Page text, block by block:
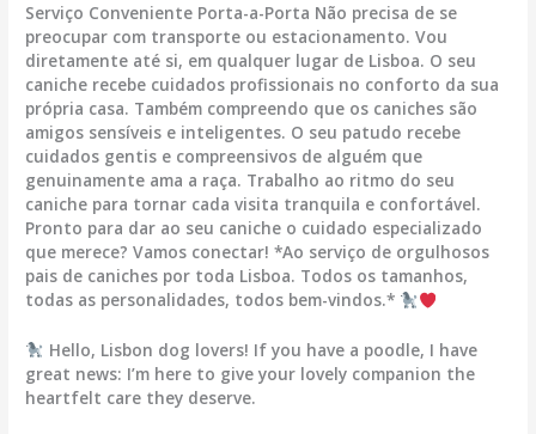
Serviço Conveniente Porta-a-Porta Não precisa de se
preocupar com transporte ou estacionamento. Vou
diretamente até si, em qualquer lugar de Lisboa. O seu
caniche recebe cuidados profissionais no conforto da sua
própria casa. Também compreendo que os caniches são
amigos sensíveis e inteligentes. O seu patudo recebe
cuidados gentis e compreensivos de alguém que
genuinamente ama a raça. Trabalho ao ritmo do seu
caniche para tornar cada visita tranquila e confortável.
Pronto para dar ao seu caniche o cuidado especializado
que merece? Vamos conectar! *Ao serviço de orgulhosos
pais de caniches por toda Lisboa. Todos os tamanhos,
todas as personalidades, todos bem-vindos.*
Hello, Lisbon dog lovers! If you have a poodle, I have
great news: I’m here to give your lovely companion the
heartfelt care they deserve.